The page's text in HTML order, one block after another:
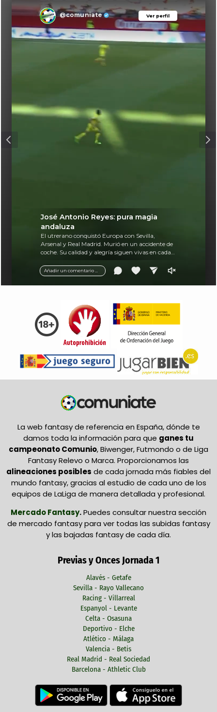
Ver perfil
@comuniate Ver perfil
Añadir un comentario ...
José Antonio Reyes: pura magia
andaluza
El utrerano conquistó Europa con Sevilla,
Arsenal y Real Madrid. Murió en un accidente de
coche. Su calidad y alegría siguen vivas en cada
La web fantasy de referencia en España, dónde te
damos toda la información para que ganes tu
campeonato Comunio, Biwenger, Futmondo o de Liga
Fantasy Relevo o Marca. Proporcionamos las
alineaciones posibles de cada jornada más fiables del
mundo fantasy, gracias al estudio de cada uno de los
equipos de LaLiga de manera detallada y profesional.
Mercado Fantasy.Puedes consultar nuestra sección
de mercado fantasy para ver todas las subidas fantasy
y las bajadas fantasy de cada día.
Previas y Onces Jornada 1
Alavés - Getafe
Sevilla - Rayo Vallecano
Racing - Villarreal
Espanyol - Levante
Celta - Osasuna
Deportivo - Elche
Atlético - Málaga
Valencia - Betis
Real Madrid - Real Sociedad
Barcelona - Athletic Club